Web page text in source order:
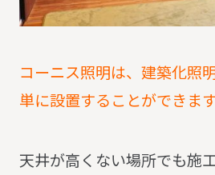
コーニス照明は、建築化照
単に設置することができます
天井が高くない場所でも施